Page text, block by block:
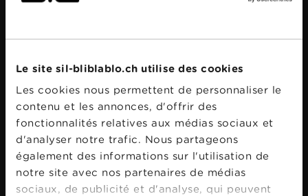
Le site sil-bliblablo.ch utilise des cookies
Les cookies nous permettent de personnaliser le
contenu et les annonces, d'offrir des
fonctionnalités relatives aux médias sociaux et
d'analyser notre trafic. Nous partageons
également des informations sur l'utilisation de
notre site avec nos partenaires de médias
sociaux, de publicité et d'analyse, qui peuvent